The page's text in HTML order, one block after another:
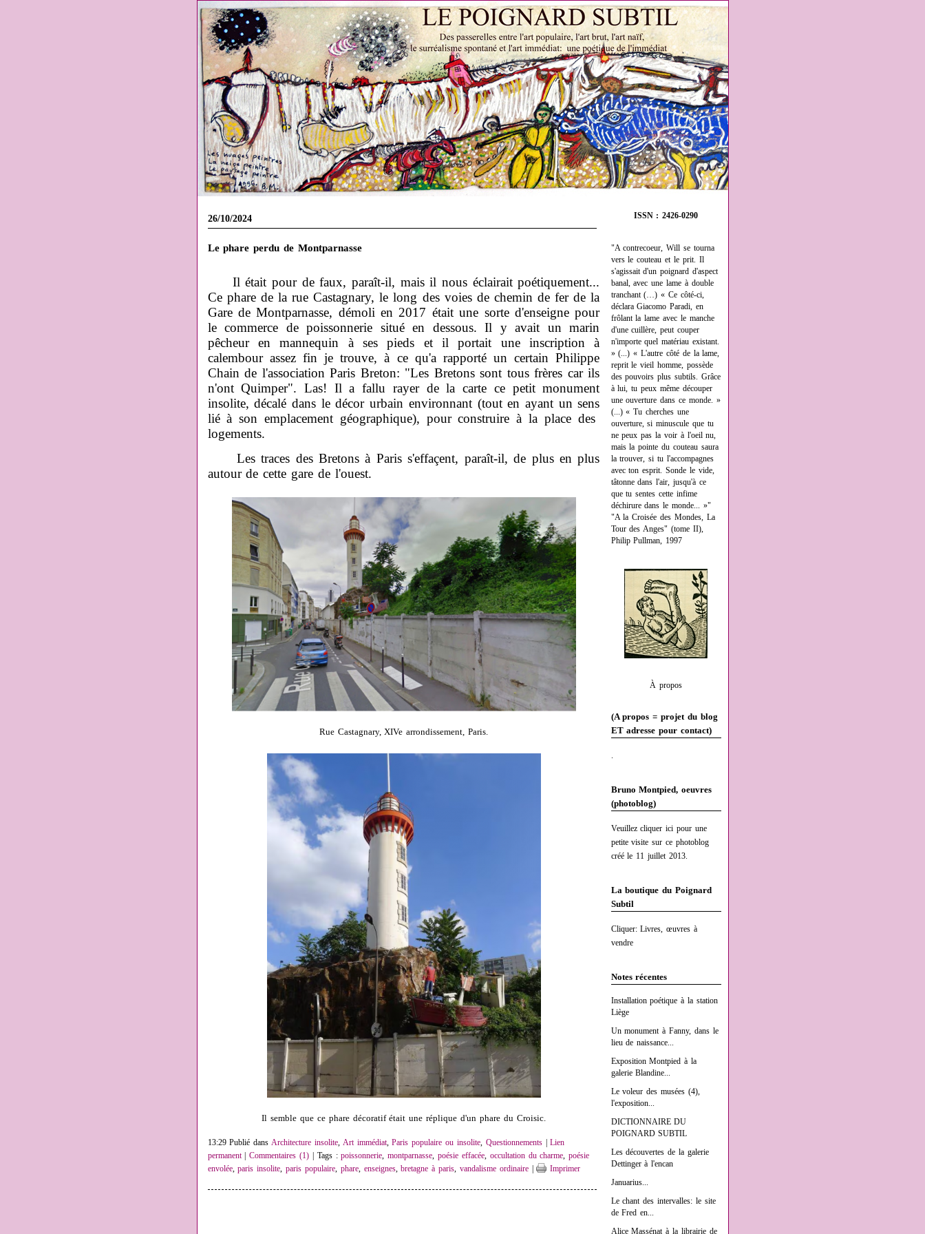
ISSN : 2426-0290
"A contrecoeur, Will se tourna
vers le couteau et le prit. Il
s'agissait d'un poignard d'aspect
banal, avec une lame à double
tranchant (…) « Ce côté-ci,
déclara Giacomo Paradi, en
frôlant la lame avec le manche
d'une cuillère, peut couper
n'importe quel matériau existant.
» (...) « L'autre côté de la lame,
reprit le vieil homme, possède
des pouvoirs plus subtils. Grâce
à lui, tu peux même découper
une ouverture dans ce monde. »
(...) « Tu cherches une
ouverture, si minuscule que tu
ne peux pas la voir à l'oeil nu,
mais la pointe du couteau saura
la trouver, si tu l'accompagnes
avec ton esprit. Sonde le vide,
tâtonne dans l'air, jusqu'à ce
que tu sentes cette infime
déchirure dans le monde... »"
"A la Croisée des Mondes, La
Tour des Anges" (tome II),
Philip Pullman, 1997
À propos
(A propos = projet du blog
ET adresse pour contact)
.
Bruno Montpied, oeuvres
(photoblog)
Veuillez cliquer ici pour une
petite visite sur ce photoblog
créé le 11 juillet 2013.
La boutique du Poignard
Subtil
Cliquer: Livres, œuvres à
vendre
Notes récentes
Installation poétique à la station
Liège
Un monument à Fanny, dans le
lieu de naissance...
Exposition Montpied à la
galerie Blandine...
Le voleur des musées (4),
l'exposition...
DICTIONNAIRE DU
POIGNARD SUBTIL
Les découvertes de la galerie
Dettinger à l'encan
Januarius...
Le chant des intervalles: le site
de Fred en...
Alice Massénat à la librairie de
26/10/2024
Le phare perdu de Montparnasse
Il était pour de faux, paraît-il, mais il nous éclairait poétiquement...
Ce phare de la rue Castagnary, le long des voies de chemin de fer de la
Gare de Montparnasse, démoli en 2017 était une sorte d'enseigne pour
le commerce de poissonnerie situé en dessous. Il y avait un marin
pêcheur en mannequin à ses pieds et il portait une inscription à
calembour assez fin je trouve, à ce qu'a rapporté un certain Philippe
Chain de l'association Paris Breton: "Les Bretons sont tous frères car ils
n'ont Quimper". Las! Il a fallu rayer de la carte ce petit monument
insolite, décalé dans le décor urbain environnant (tout en ayant un sens
lié à son emplacement géographique), pour construire à la place des
logements.
Les traces des Bretons à Paris s'effaçent, paraît-il, de plus en plus
autour de cette gare de l'ouest.
Rue Castagnary, XIVe arrondissement, Paris.
Il semble que ce phare décoratif était une réplique d'un phare du Croisic.
13:29 Publié dansArchitecture insolite, Art immédiat,Paris populaire ou insolite, Questionnements|Lien
permanent|Commentaires (1) | Tags :poissonnerie,montparnasse,poésie effacée, occultation du charme,poésie
envolée,paris insolite,paris populaire, phare, enseignes, bretagne à paris, vandalisme ordinaire| Imprimer